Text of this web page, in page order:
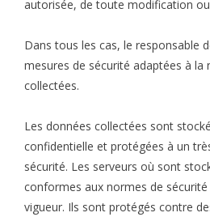
autorisée, de toute modification
Dans tous les cas, le responsable
mesures de sécurité adaptées à la
collectées.
Les données collectées sont
confidentielle et protégées à un
sécurité. Les serveurs où sont
conformes aux normes de
vigueur. Ils sont protégés contre